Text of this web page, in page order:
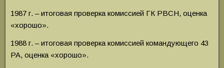
1987 г. – итоговая проверка комиссией ГК РВСН, оценка
«хорошо».
1988 г. – итоговая проверка комиссией командующего 43
РА, оценка «хорошо».